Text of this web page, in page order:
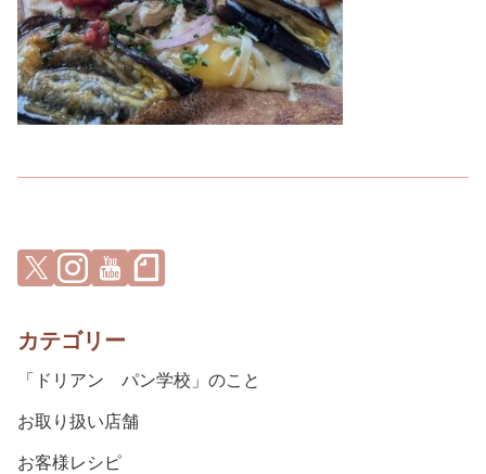
カテゴリー
「ドリアン パン学校」のこと
お取り扱い店舗
お客様レシピ